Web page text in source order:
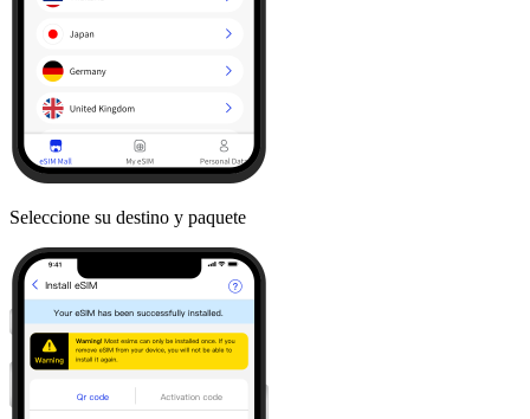
Seleccione su destino y paquete